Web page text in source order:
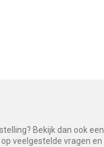
Bekijk dan ook
veelgestelde vragen